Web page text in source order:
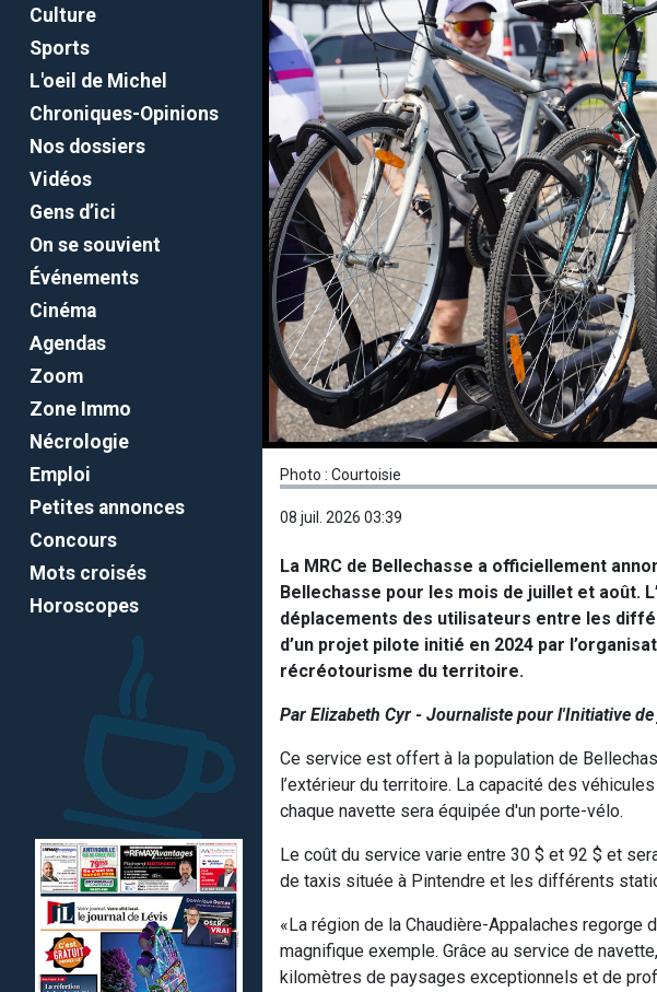
Culture
Sports
L'oeil de Michel
Chroniques-Opinions
Nos dossiers
Vidéos
Gens d’ici
On se souvient
Événements
Cinéma
Agendas
Zoom
Zone Immo
Nécrologie
Emploi
Petites annonces
Concours
Mots croisés
Horoscopes
Photo : Courtoisie
08 juil. 2026 03:39
La MRC de Bellechasse a officiellement
Bellechasse pour les mois de juillet et
déplacements des utilisateurs entre les
d’un projet pilote initié en 2024 par
récréotourisme du territoire.
Par Elizabeth Cyr - Journaliste pour l'Initiative
Ce service est offert à la population de
l’extérieur du territoire. La capacité des
chaque navette sera équipée d'un porte-vélo.
Le coût du service varie entre 30 $ et 92 $ et
de taxis située à Pintendre et les différents
«La région de la Chaudière-Appalaches
magnifique exemple. Grâce au service de
kilomètres de paysages exceptionnels et de